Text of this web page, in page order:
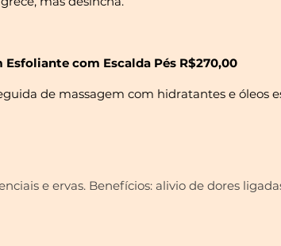
Esfoliante com Escalda Pés R$270,00
de massagem com hidratantes e óleos
e ervas. Benefícios: alivio de dores